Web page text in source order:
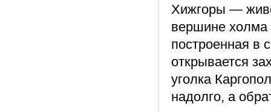
Хижгоры —
вершине холма
построенная в
открывается
уголка
надолго, а